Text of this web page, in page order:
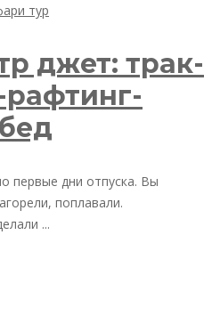
джет: трак-
рафтинг-
первые дни отпуска. Вы
поплавали.
...